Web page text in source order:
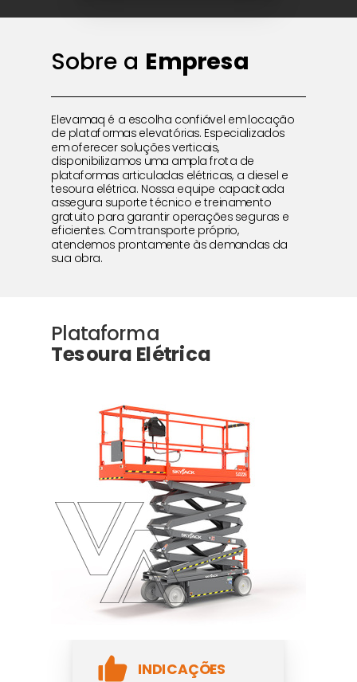
Sobre a Empresa
Elevamaq é a escolha confiável em locação
de plataformas elevatórias. Especializados
em oferecer soluções verticais,
disponibilizamos uma ampla frota de
plataformas articuladas elétricas, a diesel e
tesoura elétrica. Nossa equipe capacitada
assegura suporte técnico e treinamento
gratuito para garantir operações seguras e
eficientes. Com transporte próprio,
atendemos prontamente às demandas da
sua obra.
Plataforma
Tesoura Elétrica
INDICAÇÕES